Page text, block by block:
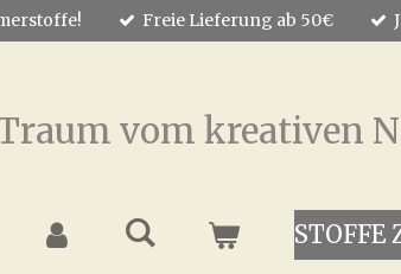
Freie Lieferung ab 50€
vom kreativen
STOFFE